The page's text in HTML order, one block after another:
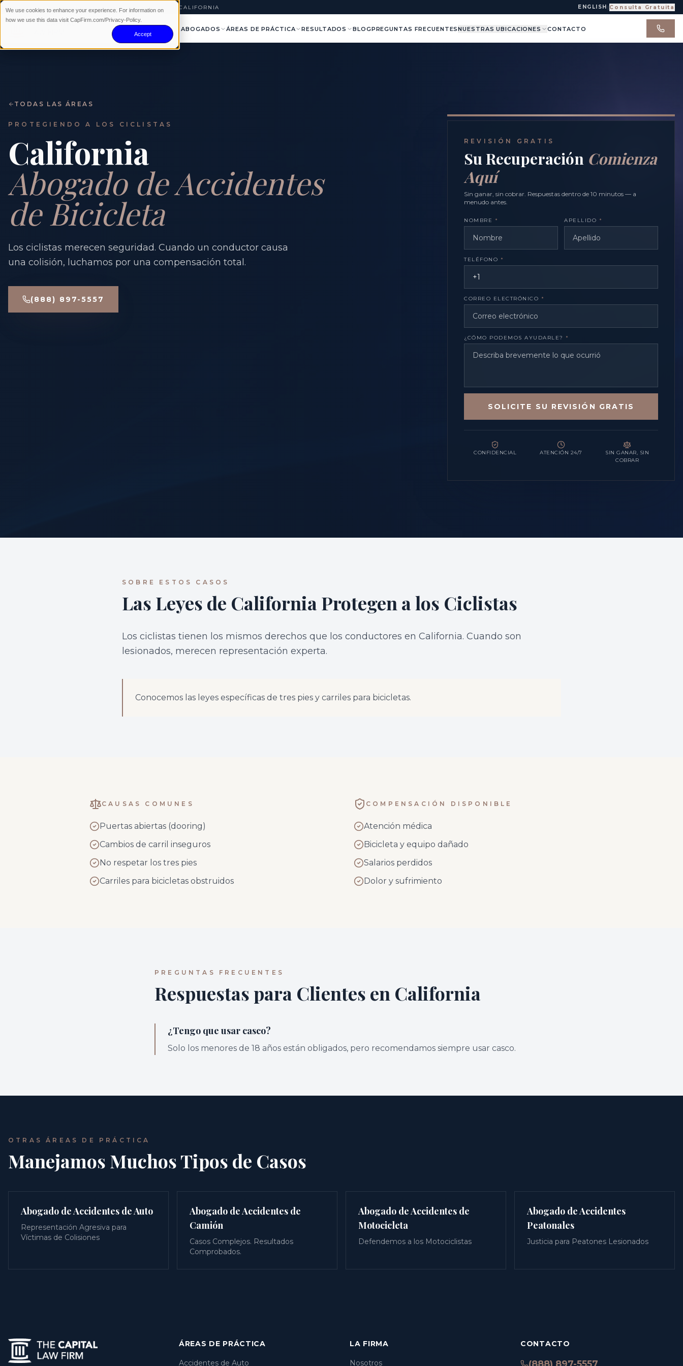
We use cookies to enhance your experience. For information on
how we use this data visit CapFirm.com/Privacy-Policy.
Accept
DISPONIBLE 24/7 SIN GANAR · SIN COBRAR TODA CALIFORNIA ENGLISH | Consulta Gratuita
NOSOTROS ABOGADOS ÁREAS DE PRÁCTICA RESULTADOS BLOGPREGUNTAS FRECUENTESNUESTRAS UBICACIONES CONTACTO
TODAS LAS ÁREAS
PROTEGIENDO A LOS CICLISTAS
California
Abogado de Accidentes
de Bicicleta
Los ciclistas merecen seguridad. Cuando un conductor causa
una colisión, luchamos por una compensación total.
(888) 897-5557
REVISIÓN GRATIS
Su Recuperación Comienza
Aquí
Sin ganar, sin cobrar. Respuestas dentro de 10 minutos — a
menudo antes.
NOMBRE * APELLIDO *
TELÉFONO *
CORREO ELECTRÓNICO *
¿CÓMO PODEMOS AYUDARLE? *
SOLICITE SU REVISIÓN GRATIS
CONFIDENCIAL ATENCIÓN 24/7
SIN GANAR, SIN
COBRAR
SOBRE ESTOS CASOS
Las Leyes de California Protegen a los Ciclistas
Los ciclistas tienen los mismos derechos que los conductores en California. Cuando son
lesionados, merecen representación experta.
Conocemos las leyes específicas de tres pies y carriles para bicicletas.
CAUSAS COMUNES
Puertas abiertas (dooring)
Cambios de carril inseguros
No respetar los tres pies
Carriles para bicicletas obstruidos
COMPENSACIÓN DISPONIBLE
Atención médica
Bicicleta y equipo dañado
Salarios perdidos
Dolor y sufrimiento
PREGUNTAS FRECUENTES
Respuestas para Clientes en California
¿Tengo que usar casco?
Solo los menores de 18 años están obligados, pero recomendamos siempre usar casco.
OTRAS ÁREAS DE PRÁCTICA
Manejamos Muchos Tipos de Casos
Abogado de Accidentes de Auto
Representación Agresiva para
Víctimas de Colisiones
Abogado de Accidentes de
Camión
Casos Complejos. Resultados
Comprobados.
Abogado de Accidentes de
Motocicleta
Defendemos a los Motociclistas
Abogado de Accidentes
Peatonales
Justicia para Peatones Lesionados
ÁREAS DE PRÁCTICA
Accidentes de Auto
LA FIRMA
Nosotros
CONTACTO